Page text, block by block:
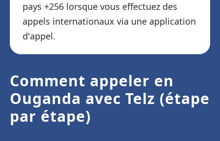
pays +256 lorsque vous effectuez des
appels internationaux via une application
d'appel.
Comment appeler en
Ouganda avec Telz (étape
par étape)